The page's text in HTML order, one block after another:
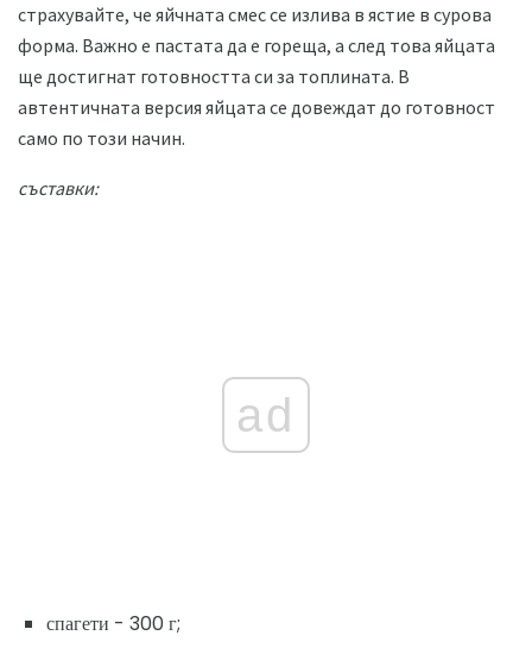
страхувайте, че яйчната смес се излива в ястие в сурова
форма. Важно е пастата да е гореща, а след това яйцата
ще достигнат готовността си за топлината. В
автентичната версия яйцата се довеждат до готовност
само по този начин.
съставки:
ad
спагети - 300 г;